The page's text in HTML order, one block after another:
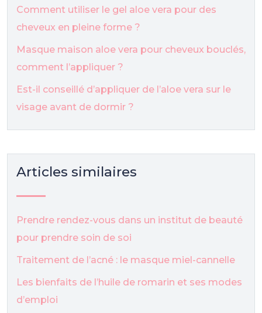
Comment utiliser le gel aloe vera pour des
cheveux en pleine forme ?
Masque maison aloe vera pour cheveux bouclés,
comment l’appliquer ?
Est-il conseillé d’appliquer de l’aloe vera sur le
visage avant de dormir ?
Articles similaires
Prendre rendez-vous dans un institut de beauté
pour prendre soin de soi
Traitement de l’acné : le masque miel-cannelle
Les bienfaits de l’huile de romarin et ses modes
d’emploi